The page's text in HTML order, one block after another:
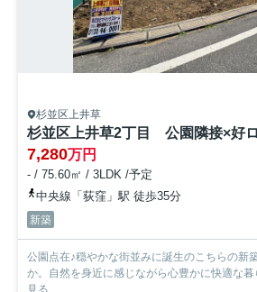
杉並区上井草
7,280万円
- / 75.60㎡ / 3LDK /予定
中央線「荻窪」駅 徒歩35分
新築
公園点在♪穏やかな街並みに誕生のこちらの新
か。自然を身近に感じながら心豊かに快適な
見る